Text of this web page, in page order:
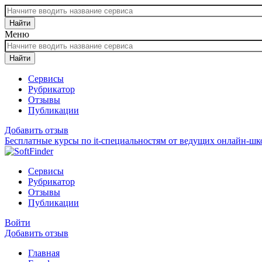
Найти
Меню
Найти
Сервисы
Рубрикатор
Отзывы
Публикации
Добавить отзыв
Бесплатные курсы по it-специальностям от ведущих онлайн-
Сервисы
Рубрикатор
Отзывы
Публикации
Войти
Добавить отзыв
Главная